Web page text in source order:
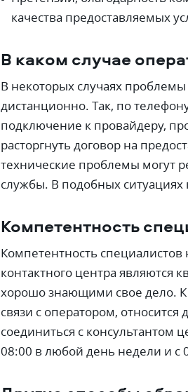
качества предоставляемых
В каком случае
В некоторых случаях
дистанционно. Так, по
подключение к провайдеру,
расторгнуть договор на
технические проблемы могут
службы. В подобных ситуациях
Компетентность
Компетентность
контактного центра
хорошо знающими свое дело. К
связи с оператором,
соединиться с консультантом
08:00 в любой день недели и с